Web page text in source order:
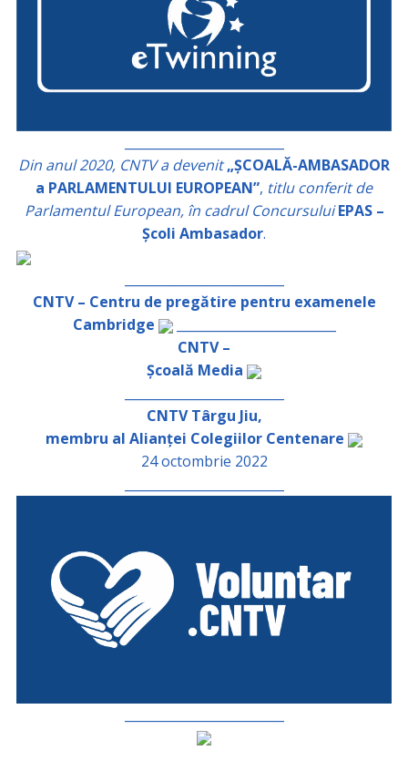
Din anul 2020, CNTV a devenit „ȘCOALĂ-AMBASADOR
a PARLAMENTULUI EUROPEAN”, titlu conferit de
Parlamentul European, în cadrul Concursului EPAS –
Școli Ambasador.
CNTV – Centru de pregătire pentru examenele
Cambridge
_________________________
CNTV –
Școală Media
CNTV Târgu Jiu,
membru al Alianței Colegiilor Centenare
24 octombrie 2022